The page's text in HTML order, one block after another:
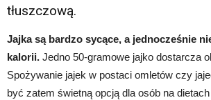
tłuszczową.
Jajka są bardzo sycące, a jednocześnie
kalorii. Jedno 50-gramowe jajko dostarcza
Spożywanie jajek w postaci omletów czy
być zatem świetną opcją dla osób na